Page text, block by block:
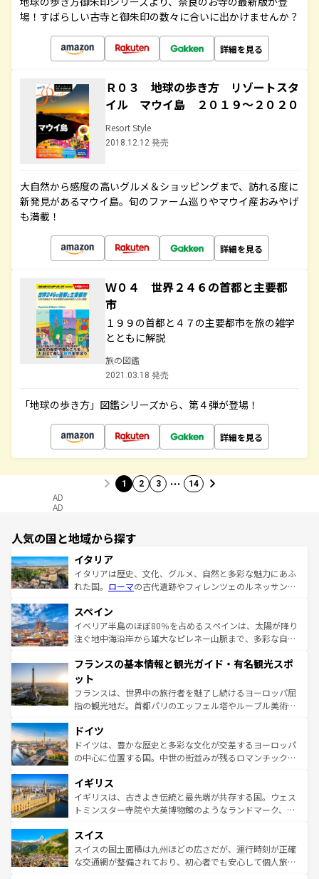
場！すばらしい古寺と御朱印の数々に合いに出かけませんか？
詳細を見る
Ｒ０３ 地球の歩き方 リゾートスタ
イル マウイ島 ２０１９～２０２０
Resort Style
2018.12.12 発売
大自然から感度の高いグルメ＆ショッピングまで、訪れる度に
新発見があるマウイ島。旬のファーム巡りやマウイ産おみやげ
も満載！
詳細を見る
Ｗ０４ 世界２４６の首都と主要都
市
１９９の首都と４７の主要都市を旅の雑学
とともに解説
旅の図鑑
2021.03.18 発売
「地球の歩き方」図鑑シリーズから、第４弾が登場！
詳細を見る
1 2 3 … 14
AD
AD
人気の国と地域から探す
イタリア
イタリアは歴史、文化、グルメ、自然と多彩な魅力にあふ
れた国。 ローマの古代遺跡やフィレンツェのルネッサンス
ろん、トスカーナの美しい田園風景やアマルフィ海岸の絶
景など、自然景観も見逃せない。観光の合間には、本場の
ピザやパスタなど、絶品のイタリア料理を堪能することも
ませてくれるイタリアで、忘れられない旅をしてみよう！
なお、新着のイタリア情報は
しい。
スペイン
イベリア半島のほぼ80％を占めるスペインは、太陽が降り
注ぐ地中海沿岸から雄大なピレネー山脈まで、多彩な自然
文化が根付くこの国では、情熱的なフラメンコ、熱気あふ
れる闘牛、そして美味しいタパスが生活の一部となってい
る。首都マドリードの洗練された雰囲気や、バルセロナの
アートに溢れた街角から、地方では古代ローマ遺跡や中世
せる。地方によって風土や気候が異なるスペインはその個
性で訪れる人を魅了する。 なお、新着のスペイン情報は コ
ンテンツ一覧を参照してほしい。
フランスの基本情報と観光ガイド・有名観光スポ
ット
フランスは、世界中の旅行者を魅了し続けるヨーロッパ屈
指の観光地だ。首都パリのエッフェル塔やルーブル美術館
で、幅広い魅力が詰まっている。華麗な宮殿、歴史的な大
聖堂、美しいビーチ、そして豊かな自然が、訪れる者を心
から魅了する。また、フランスは美食の国としても知ら
いる。シャンパンの発祥地であるランス、プロヴァンスの
香り高いラベンダー畑など、多彩な楽しみ方が可能だ。さ
らに、パリ以外の地域にも魅力が溢れており、どの街角に
れる地方に足を運ぶとそれぞれで全く異なる文化を体験で
きるだろう。 なお、新着のフランス情報はコンテンツ一覧
を参照してほしい。
ドイツ
ドイツは、豊かな歴史と多彩な文化が交差するヨーロッパ
の中心に位置する国。中世の街並みが残るロマンチック街
顔を持つこの国は、どこを歩いても飽きることがない。ベ
ルリンの文化的活気、バイエルン州のアルプスの絶景、そ
してライン川沿いのワイン畑といった風景は必見。ビール
は、お酒好きな人にはぜひ体験してほしい。 なお、新着の
ドイツ情報はコンテンツ一覧を参照してほしい。
イギリス
イギリスは、古きよき伝統と最先端が共存する国。ウェス
トミンスター寺院や大英博物館のようなランドマーク、歴
リアごとに異なる魅力がある。また、優雅なアフタヌーン
ティー、ビール好きにはたまらない英国パブ、サッカー観
戦など、本場だからこそできる体験も豊富。イギリスを旅
スイス
スイスの国土面積は九州ほどの広さだが、運行時刻が正確
な交通網が整備されており、初心者でも安心して個人旅行